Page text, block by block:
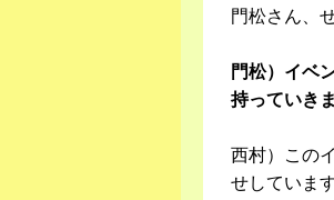
門松さん、
門松）イベ
持っていき
西村）この
せしていま